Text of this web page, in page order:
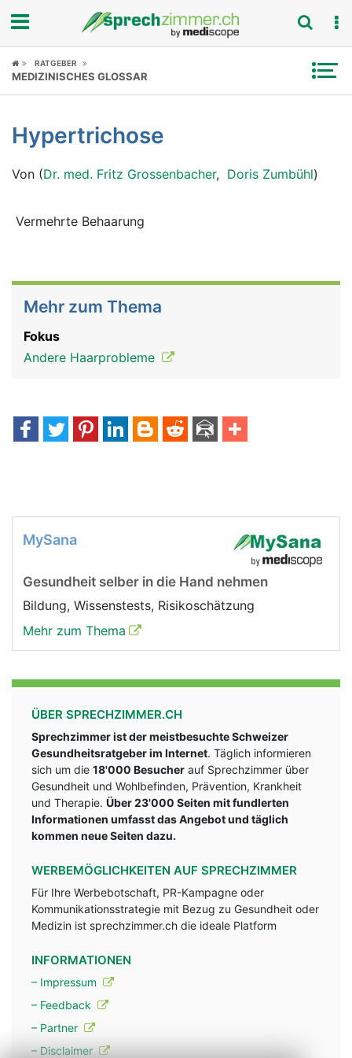
Fokus
Symptome
Untersuchungen
News
RATGEBER
MEDIZINISCHES GLOSSAR
Hypertrichose
Von (Dr. med. Fritz Grossenbacher, Doris Zumbühl)
Vermehrte Behaarung
Mehr zum Thema
Fokus
Andere Haarprobleme
MySana
Gesundheit selber in die Hand nehmen
Bildung, Wissenstests, Risikoschätzung
Mehr zum Thema
ÜBER SPRECHZIMMER.CH
Sprechzimmer ist der meistbesuchte Schweizer
Gesundheitsratgeber im Internet. Täglich informieren
sich um die 18'000 Besucher auf Sprechzimmer über
Gesundheit und Wohlbefinden, Prävention, Krankheit
und Therapie. Über 23'000 Seiten mit fundlerten
Informationen umfasst das Angebot und täglich
kommen neue Seiten dazu.
WERBEMÖGLICHKEITEN AUF SPRECHZIMMER
Für Ihre Werbebotschaft, PR-Kampagne oder
Kommunikationsstrategie mit Bezug zu Gesundheit oder
Medizin ist sprechzimmer.ch die ideale Platform
INFORMATIONEN
– Impressum
– Feedback
– Partner
– Disclaimer